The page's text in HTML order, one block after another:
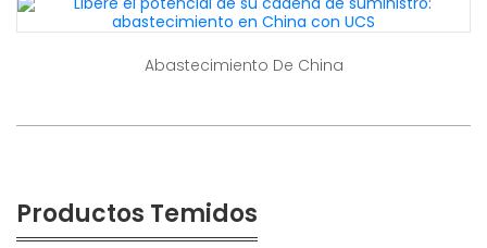
Abastecimiento De China
Productos Temidos